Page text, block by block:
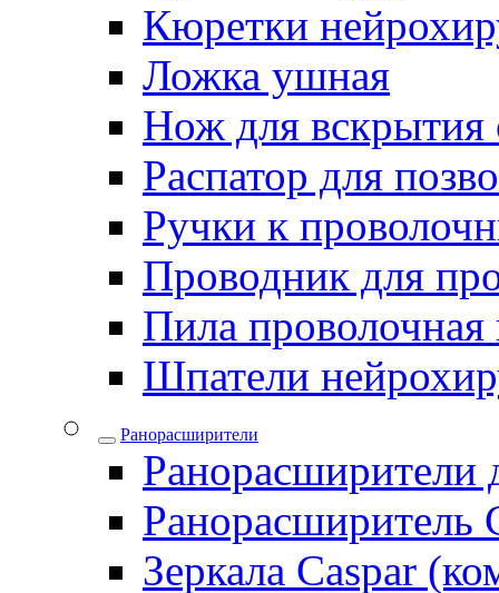
Кюретки
Ложка ушная
Нож для вскрытия
Распатор для
Ручки к
Проводник для
Пила проволочная
Шпатели
Ранорасширители
Ранорасширители
Ранорасширитель
Зеркала Caspar